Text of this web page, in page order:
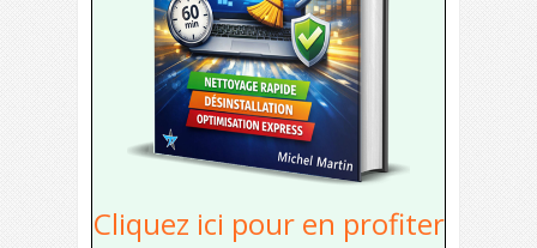
Cliquez ici pour en profiter